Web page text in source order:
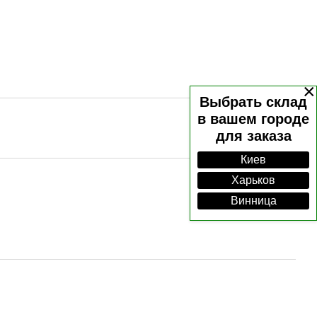
×
Выбрать склад
в вашем городе
для заказа
Киев
Харьков
Винница